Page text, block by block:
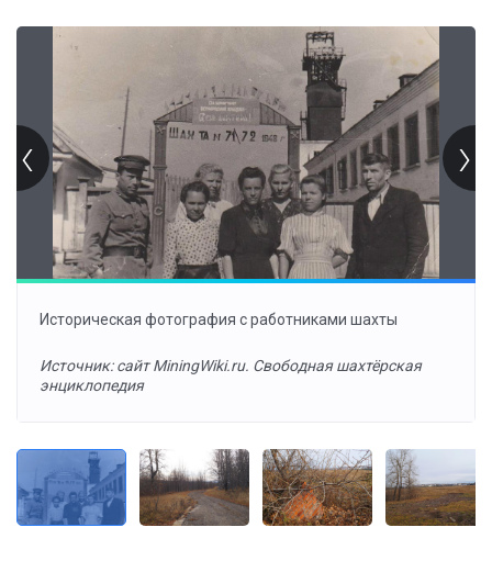
Историческая фотография с работниками шахты
Источник: сайт MiningWiki.ru. Свободная шахтёрская
энциклопедия